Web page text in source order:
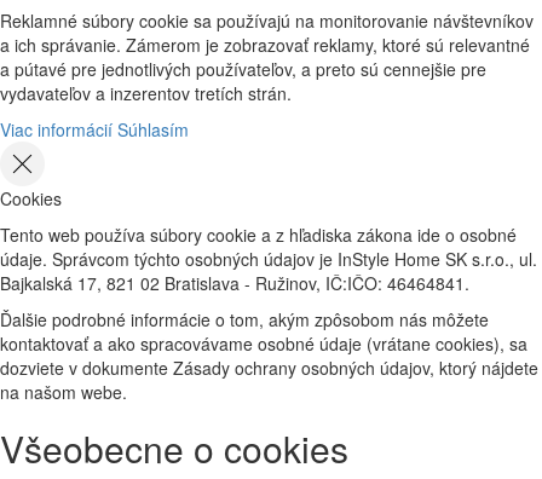
Reklamné súbory cookie sa používajú na monitorovanie návštevníkov
a ich správanie. Zámerom je zobrazovať reklamy, ktoré sú relevantné
a pútavé pre jednotlivých používateľov, a preto sú cennejšie pre
vydavateľov a inzerentov tretích strán.
Viac informácií Súhlasím
Cookies
Tento web používa súbory cookie a z hľadiska zákona ide o osobné
údaje. Správcom týchto osobných údajov je InStyle Home SK s.r.o., ul.
Bajkalská 17, 821 02 Bratislava - Ružinov, IČ:IČO: 46464841.
Ďalšie podrobné informácie o tom, akým zpôsobom nás môžete
kontaktovať a ako spracovávame osobné údaje (vrátane cookies), sa
dozviete v dokumente Zásady ochrany osobných údajov, ktorý nájdete
na našom webe.
Všeobecne o cookies